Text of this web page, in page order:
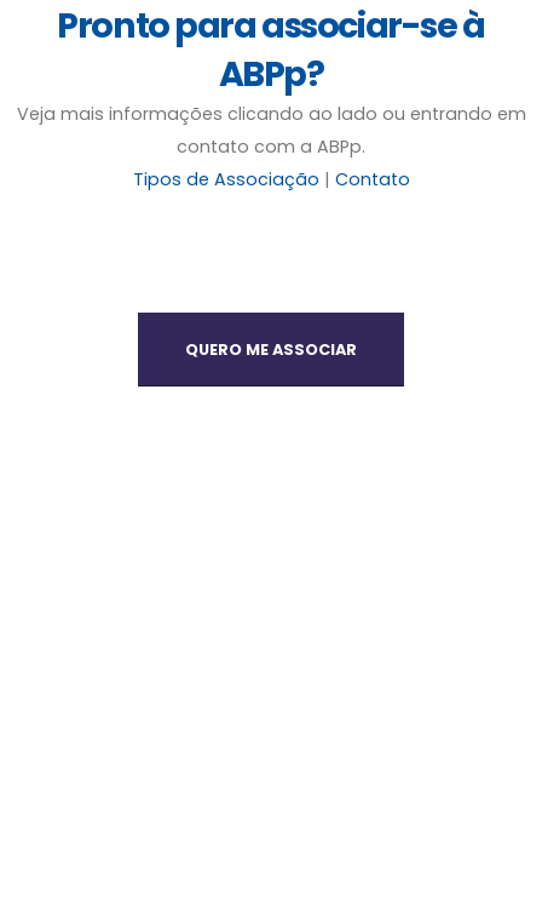
Pronto para associar-se à
ABPp?
Veja mais informações clicando ao lado ou entrando em
contato com a ABPp.
Tipos de Associação | Contato
QUERO ME ASSOCIAR